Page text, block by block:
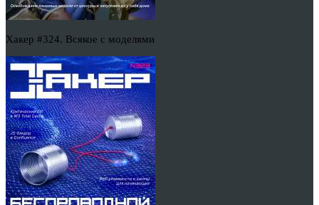
Хакер #324. Всякое с моделями